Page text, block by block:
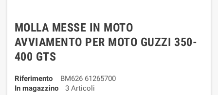
MOLLA MESSE IN MOTO
AVVIAMENTO PER MOTO GUZZI 350-
400 GTS
Riferimento
BM626 61265700
In magazzino
3 Articoli